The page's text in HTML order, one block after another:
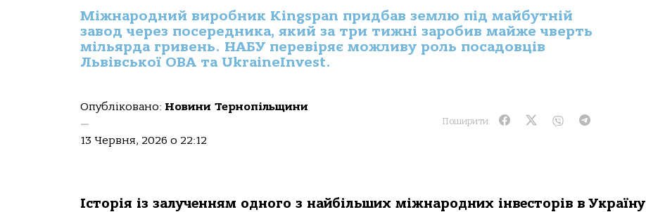
Міжнародний виробник Kingspan придбав землю під майбутній
завод через посередника, який за три тижні заробив майже чверть
мільярда гривень. НАБУ перевіряє можливу роль посадовців
Львівської ОВА та UkraineInvest.
Опубліковано: Новини Тернопільщини
—
13 Червня, 2026 о 22:12
Поширити:
Історія із залученням одного з найбільших міжнародних інвесторів в Україну